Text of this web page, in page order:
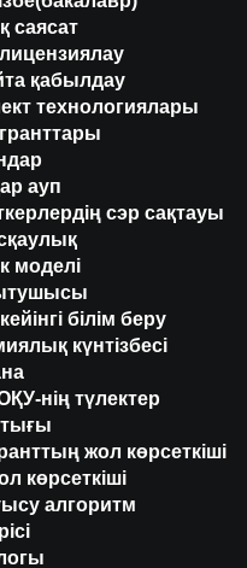
саясат
қабылдау
технологиялары
ауп
сэр сақтауы
моделі
білім беру
күнтізбесі
нің түлектер
жол көрсеткіші
көрсеткіші
алгоритм